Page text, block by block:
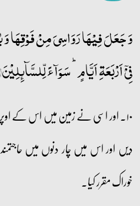
وَ جَعَلَ فِیۡہَا رَوَاسِیَ مِنۡ فَوۡقِہَا وَ
فِیۡۤ اَرۡبَعَۃِ اَیَّامٍ ؕ سَوَآءً
۱۰۔ اور اسی نے زمین میں اس کے
دیں اور اس میں چار دنوں میں
خوراک مقرر کیا۔